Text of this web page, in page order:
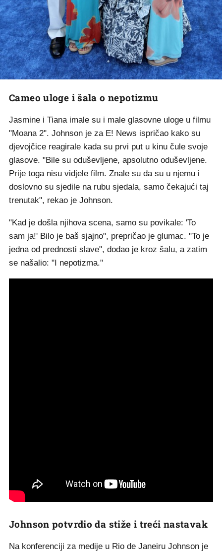
Cameo uloge i šala o nepotizmu
Jasmine i Tiana imale su i male glasovne uloge u filmu
"Moana 2". Johnson je za E! News ispričao kako su
djevojčice reagirale kada su prvi put u kinu čule svoje
glasove. "Bile su oduševljene, apsolutno oduševljene.
Prije toga nisu vidjele film. Znale su da su u njemu i
doslovno su sjedile na rubu sjedala, samo čekajući taj
trenutak", rekao je Johnson.
"Kad je došla njihova scena, samo su povikale: 'To
sam ja!' Bilo je baš sjajno", prepričao je glumac. "To je
jedna od prednosti slave", dodao je kroz šalu, a zatim
se našalio: "I nepotizma."
Johnson potvrdio da stiže i treći nastavak
Na konferenciji za medije u Rio de Janeiru Johnson je